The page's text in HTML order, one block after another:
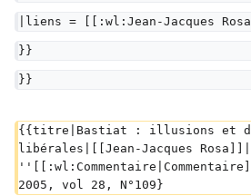
|liens = [[:wl:Jean-Jacques
}}
}}
{{titre|Bastiat : illusions et
libérales|[[Jean-Jacques
2005, vol 28, N°109}